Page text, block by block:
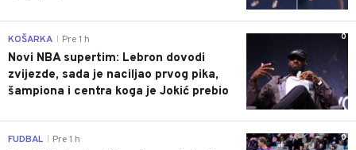
0
KOŠARKA Pre 1 h
Novi NBA supertim: Lebron dovodi
zvijezde, sada je naciljao prvog pika,
šampiona i centra koga je Jokić prebio
0
FUDBAL Pre 1 h